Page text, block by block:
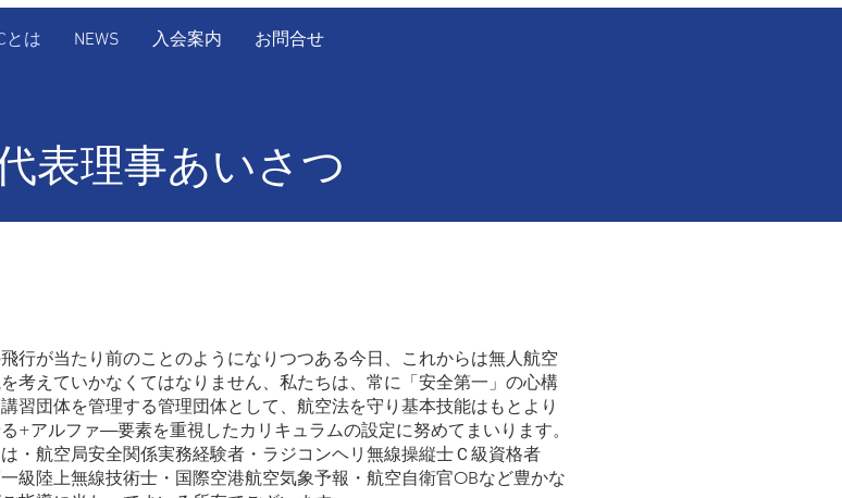
とは NEWS 入会案内 お問合せ
表理事あいさつ
行が当たり前のことのようになりつつある今日、これからは無人航空
考えていかなくてはなりません、私たちは、常に「安全第一」の心構
習団体を管理する管理団体として、航空法を守り基本技能はもとより
+アルファ―要素を重視したカリキュラムの設定に努めてまいります。
・航空局安全関係実務経験者・ラジコンヘリ無線操縦士Ｃ級資格者
一級陸上無線技術士・国際空港航空気象予報・航空自衛官OBなど豊かな